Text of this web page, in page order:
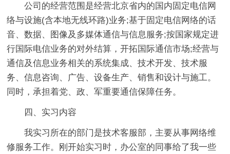
公司的经营范围是经营北京省内的国内固定电信网
络与设施(含本地无线环路)业务;基于固定电信网络的话
音、数据、图像及多媒体通信与信息服务;按国家规定进
行国际电信业务的对外结算，开拓国际通信市场;经营与
通信及信息业务相关的系统集成、技术开发、技术服
务、信息咨询、广告、设备生产、销售和设计与施工。
同时，承担着党、政、军重要通信保障任务。
四、实习内容
我实习所在的部门是技术客服部，主要从事网络维
修服务工作。刚开始实习时，办公室的同事给了我一些